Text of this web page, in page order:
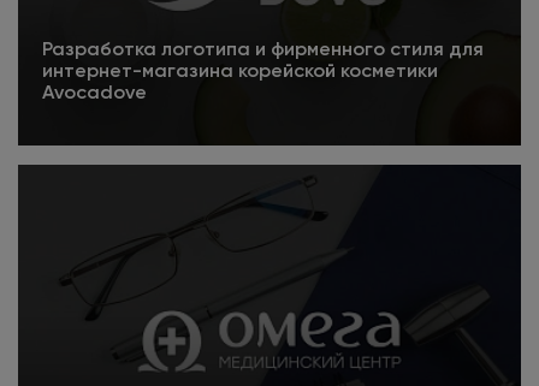
Разработка логотипа и фирменного стиля для
интернет-магазина корейской косметики
Avocadove
Подробнее